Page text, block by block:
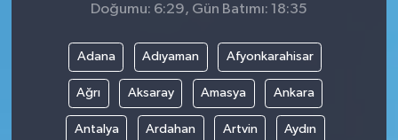
Doğumu: 6:29, Gün Batımı: 18:35
Adana Adıyaman Afyonkarahisar
Ağrı Aksaray Amasya Ankara
Antalya Ardahan Artvin Aydın